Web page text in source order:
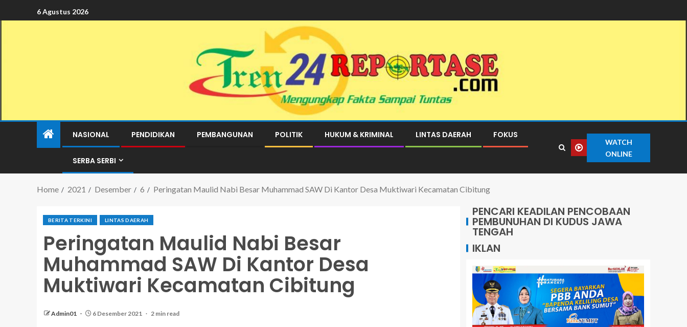
6 Agustus 2026
NASIONAL PENDIDIKAN PEMBANGUNAN POLITIK HUKUM & KRIMINAL LINTAS DAERAH FOKUS
SERBA SERBI
WATCH
ONLINE
Home 2021 Desember 6 Peringatan Maulid Nabi Besar Muhammad SAW Di Kantor Desa Muktiwari Kecamatan Cibitung
BERITA TERKINI LINTAS DAERAH
Peringatan Maulid Nabi Besar
Muhammad SAW Di Kantor Desa
Muktiwari Kecamatan Cibitung
Admin01 6 Desember 2021 2 min read
PENCARI KEADILAN PENCOBAAN
PEMBUNUHAN DI KUDUS JAWA
TENGAH
IKLAN